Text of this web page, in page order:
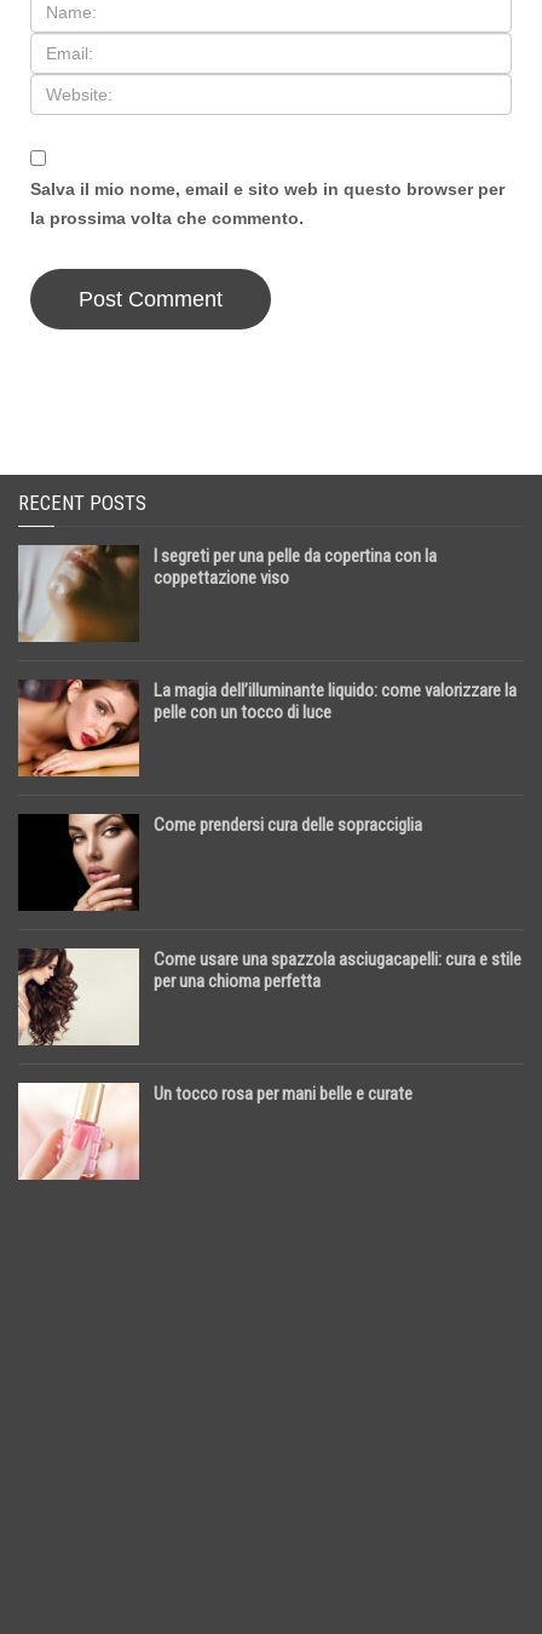
Salva il mio nome, email e sito web in questo browser per
la prossima volta che commento.
RECENT POSTS
I segreti per una pelle da copertina con la
coppettazione viso
La magia dell’illuminante liquido: come valorizzare la
pelle con un tocco di luce
Come prendersi cura delle sopracciglia
Come usare una spazzola asciugacapelli: cura e stile
per una chioma perfetta
Un tocco rosa per mani belle e curate